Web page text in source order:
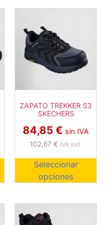
ZAPATO TREKKER S3
SKECHERS
84,85€ sin IVA
102,67€ IVA incl.
Seleccionar
opciones